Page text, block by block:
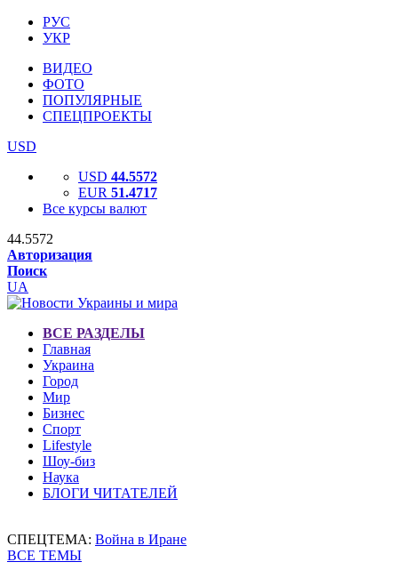
РУС
УКР
ВИДЕО
ФОТО
ПОПУЛЯРНЫЕ
СПЕЦПРОЕКТЫ
USD
USD 44.5572
EUR 51.4717
Все курсы валют
44.5572
Авторизация
Поиск
UA
ВСЕ РАЗДЕЛЫ
Главная
Украина
Город
Мир
Бизнес
Спорт
Lifestyle
Шоу-биз
Наука
БЛОГИ ЧИТАТЕЛЕЙ
СПЕЦТЕМА: Война в Иране
ВСЕ ТЕМЫ